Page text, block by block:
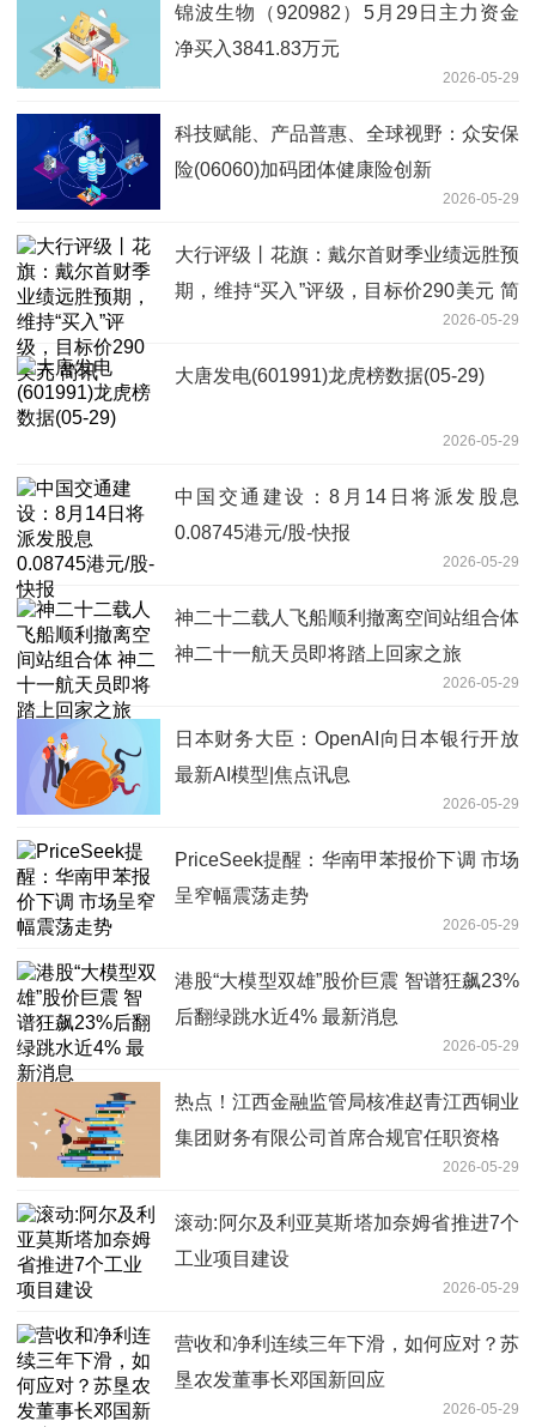
锦波生物（920982）5月29日主力资金
净买入3841.83万元
2026-05-29
科技赋能、产品普惠、全球视野：众安保
险(06060)加码团体健康险创新
2026-05-29
大行评级丨花旗：戴尔首财季业绩远胜预
期，维持“买入”评级，目标价290美元 简
2026-05-29
大唐发电(601991)龙虎榜数据(05-29)
2026-05-29
中国交通建设：8月14日将派发股息
0.08745港元/股-快报
2026-05-29
神二十二载人飞船顺利撤离空间站组合体
神二十一航天员即将踏上回家之旅
2026-05-29
日本财务大臣：OpenAI向日本银行开放
最新AI模型|焦点讯息
2026-05-29
PriceSeek提醒：华南甲苯报价下调 市场
呈窄幅震荡走势
2026-05-29
港股“大模型双雄”股价巨震 智谱狂飙23%
后翻绿跳水近4% 最新消息
2026-05-29
热点！江西金融监管局核准赵青江西铜业
集团财务有限公司首席合规官任职资格
2026-05-29
滚动:阿尔及利亚莫斯塔加奈姆省推进7个
工业项目建设
2026-05-29
营收和净利连续三年下滑，如何应对？苏
垦农发董事长邓国新回应
2026-05-29